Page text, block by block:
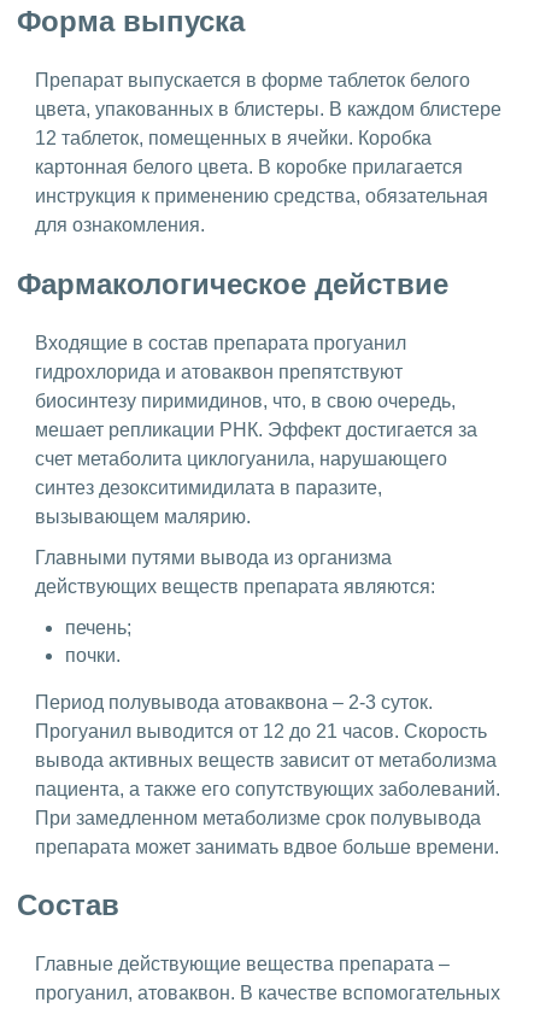
Форма выпуска
Препарат выпускается в форме таблеток белого
цвета, упакованных в блистеры. В каждом блистере
12 таблеток, помещенных в ячейки. Коробка
картонная белого цвета. В коробке прилагается
инструкция к применению средства, обязательная
для ознакомления.
Фармакологическое действие
Входящие в состав препарата прогуанил
гидрохлорида и атоваквон препятствуют
биосинтезу пиримидинов, что, в свою очередь,
мешает репликации РНК. Эффект достигается за
счет метаболита циклогуанила, нарушающего
синтез дезокситимидилата в паразите,
вызывающем малярию.
Главными путями вывода из организма
действующих веществ препарата являются:
печень;
почки.
Период полувывода атоваквона – 2-3 суток.
Прогуанил выводится от 12 до 21 часов. Скорость
вывода активных веществ зависит от метаболизма
пациента, а также его сопутствующих заболеваний.
При замедленном метаболизме срок полувывода
препарата может занимать вдвое больше времени.
Состав
Главные действующие вещества препарата –
прогуанил, атоваквон. В качестве вспомогательных